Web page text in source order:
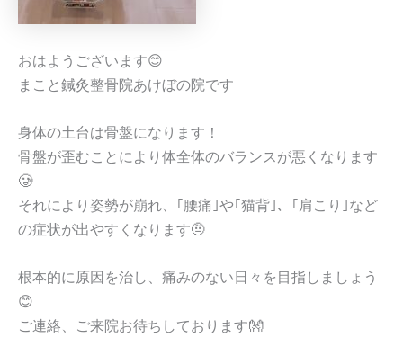
おはようございます😊
まこと鍼灸整骨院あけぼの院です
身体の土台は骨盤になります！
骨盤が歪むことにより体全体のバランスが悪くなります
🥲
それにより姿勢が崩れ、｢腰痛｣や｢猫背｣、｢肩こり｣など
の症状が出やすくなります🤨
根本的に原因を治し、痛みのない日々を目指しましょう
😊
ご連絡、ご来院お待ちしております👐